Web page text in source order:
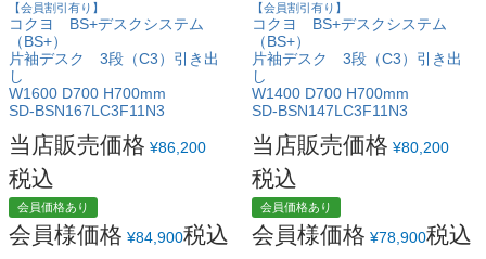
【会員割引有り】
コクヨ BS+デスクシステム
（BS+）
片袖デスク 3段（C3）引き出
し
W1600 D700 H700mm
SD-BSN167LC3F11N3
当店販売価格 ¥86,200
税込
会員価格あり
会員様価格 ¥84,900税込
【会員割引有り】
コクヨ BS+デスクシステム
（BS+）
片袖デスク 3段（C3）引き出
し
W1400 D700 H700mm
SD-BSN147LC3F11N3
当店販売価格 ¥80,200
税込
会員価格あり
会員様価格 ¥78,900税込